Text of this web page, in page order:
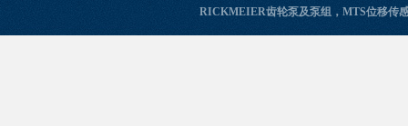
RICKMEIER齿轮泵及泵组，MTS位移传